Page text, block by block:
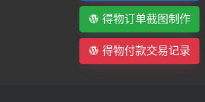
得物订单截图制作
得物付款交易记录